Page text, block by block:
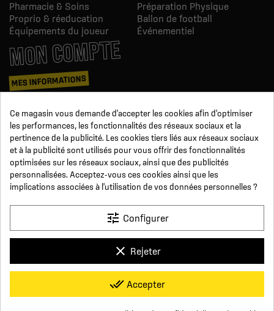
Pharmacie & Soins
Préparation Physique
Proprio & réeducation
Ballon de football
Équipements du joueur
Événementiel
MON COMPTE
MES INFORMATIONS
Avoirs
Informations
Suivi de commande
Devenez revendeur
NOUS SUIVRE
SUR LES RÉSEAUX
LinkedIn
Conditions générales de vente
Paiement sécurisé
Qui sommes-nous ?
Foire aux Questions
Mentions légales
Click For Foot x
Ce magasin vous demande d'accepter les cookies afin d'optimiser
les performances, les fonctionnalités des réseaux sociaux et la
pertinence de la publicité. Les cookies tiers liés aux réseaux sociaux
et à la publicité sont utilisés pour vous offrir des fonctionnalités
optimisées sur les réseaux sociaux, ainsi que des publicités
personnalisées. Acceptez-vous ces cookies ainsi que les
implications associées à l'utilisation de vos données personnelles ?
tune Configurer
clear Rejeter
done_all Accepter